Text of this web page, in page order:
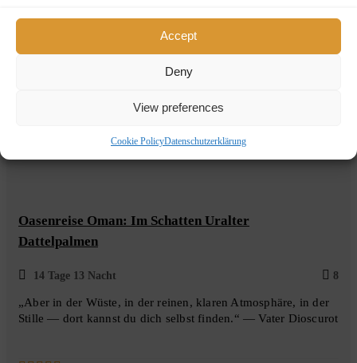
Accept
Deny
View preferences
Cookie PolicyDatenschutzerklärung
Oasenreise Oman: Im Schatten Uralter
Dattelpalmen
14 Tage 13 Nacht 8
„Aber in der Wüste, in der reinen, klaren Atmosphäre, in der
Stille — dort kannst du dich selbst finden.“ — Vater Dioscurot